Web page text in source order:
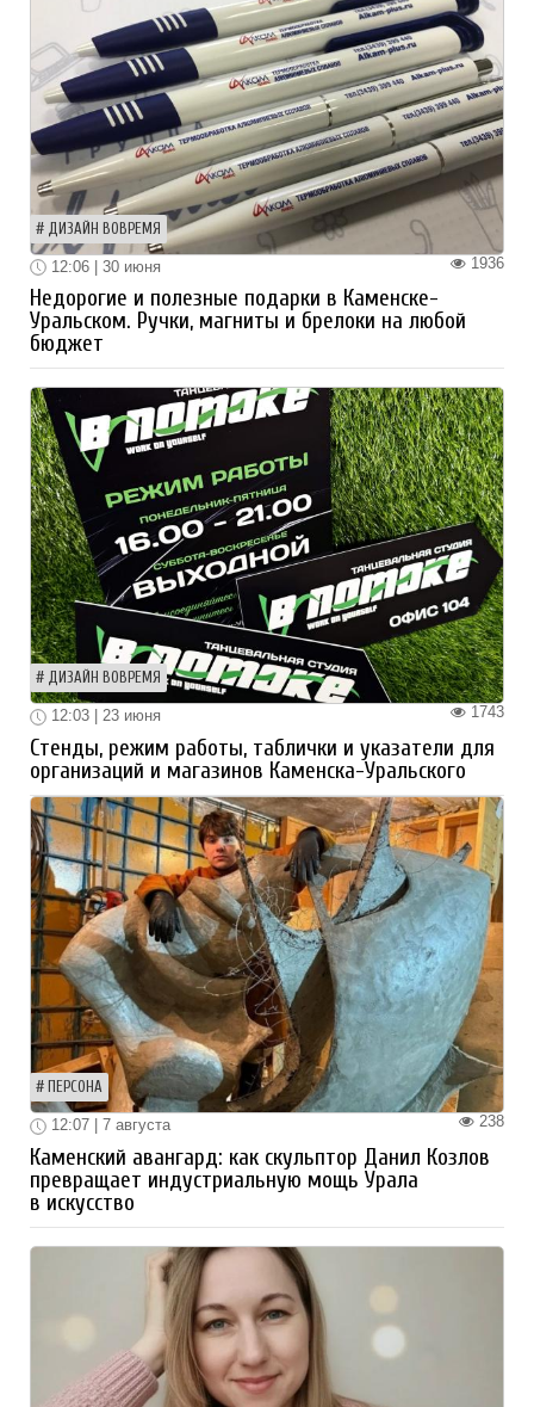
ДИЗАЙН ВОВРЕМЯ
1936
12:06 | 30 июня
Недорогие и полезные подарки в Каменске-
Уральском. Ручки, магниты и брелоки на любой
бюджет
ДИЗАЙН ВОВРЕМЯ
1743
12:03 | 23 июня
Стенды, режим работы, таблички и указатели для
организаций и магазинов Каменска-Уральского
ПЕРСОНА
238
12:07 | 7 августа
Каменский авангард: как скульптор Данил Козлов
превращает индустриальную мощь Урала
в искусство